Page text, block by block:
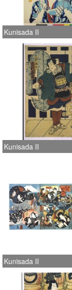
Kunisada II
Kunisada II
Kunisada II